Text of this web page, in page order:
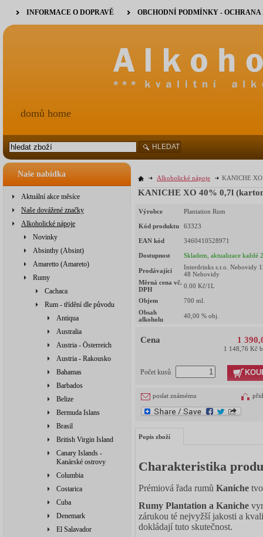
Naše nabídka
Aktuální akce měsíce
Naše dovážené značky
Alkoholické nápoje
Novinky
Absinthy (Absint)
Amaretto (Amareto)
Rumy
Cachaca
Rum - třídění dle původu
Antiqua
Australia
Austria - Österreich
Austria - Rakousko
Bahamas
Barbados
Belize
Bermuda Islans
Brasil
British Virgin Island
Canary Islands -
Kanárské ostrovy
Columbia
Costarica
Cuba
Denemark
El Salavador
Alkoholické nápoje KANICHE
KANICHE XO 40% 0,7l
Výrobce Plantation Rum
Kód produktu 63323
EAN kód 3460410528971
Dostupnost Skladem, aktualizace každé
Prodávající
Interdrinks s.r.o. Nebovidy
48 Nebovidy
Měrná cena vč.
DPH
0.00 Kč/1L
Objem 700 ml.
Obsah
alkoholu
40,00 % obj.
Cena 1
1 148,76 Kč
Počet kusů
poslat známému
Popis zboží
Charakteristika
Prémiová řada rumů Kaniche
Rumy Plantation a Kaniche
zárukou té nejvyžší jakosti a
dokládají tuto skutečnost.
INFORMACE O DOPRAVĚ OBCHODNÍ PODMÍNKY -
domů home
HLEDAT